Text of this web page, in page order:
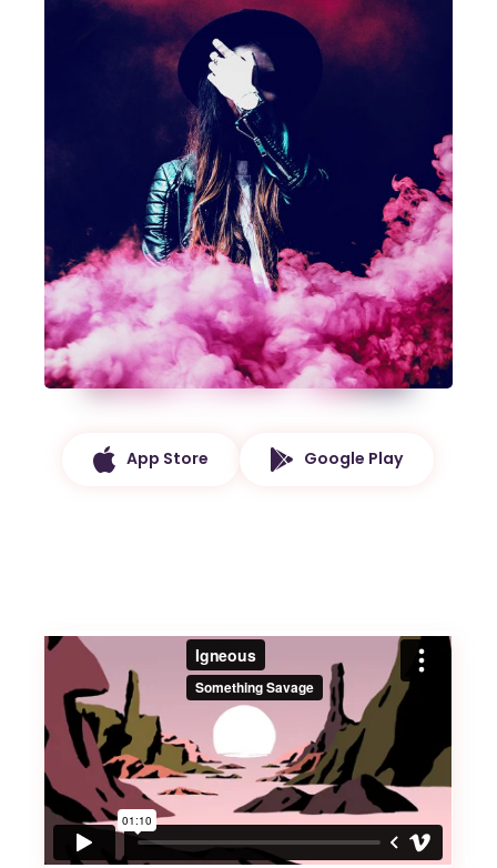
App Store Google Play